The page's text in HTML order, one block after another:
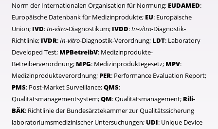
Norm der Internationalen Organisation für Normung; EUDAMED:
Europäische Datenbank für Medizinprodukte; EU: Europäische
Union; IVD:In-vitro-Diagnostikum; IVDD:In-vitro-Diagnostik-
Richtlinie; IVDR:In-vitro-Diagnostik-Verordnung; LDT: Laboratory
Developed Test; MPBetreibV: Medizinprodukte-
Betreiberverordnung; MPG: Medizinproduktegesetz; MPV:
Medizinprodukteverordnung; PER: Performance Evaluation Report;
PMS: Post-Market Surveillance;QMS:
Qualitätsmanagementsystem;QM: Qualitätsmanagement; Rili-
BÄK: Richtlinie der Bundesärztekammer zur Qualitätssicherung
laboratoriumsmedizinischer Untersuchungen; UDI: Unique Device